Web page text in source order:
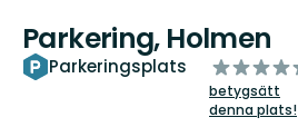
Parkering, Holmen
Parkeringsplats
av
5
stjärnor
betygsätt
denna plats!